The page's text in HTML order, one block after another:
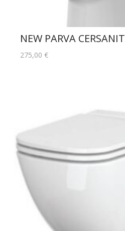
NEW PARVA CERSANIT
275,00 €